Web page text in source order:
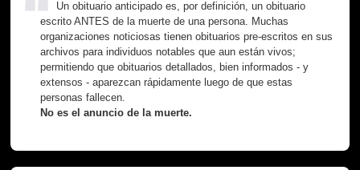
Un obituario anticipado es, por definición, un obituario
escrito ANTES de la muerte de una persona. Muchas
organizaciones noticiosas tienen obituarios pre-escritos en sus
archivos para individuos notables que aun están vivos;
permitiendo que obituarios detallados, bien informados - y
extensos - aparezcan rápidamente luego de que estas
personas fallecen.
No es el anuncio de la muerte.